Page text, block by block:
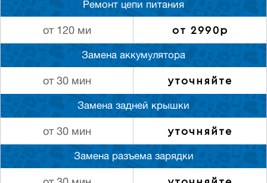
Ремонт цепи питания
от 120 ми от 2990р
Замена аккумулятора
от 30 мин уточняйте
Замена задней крышки
от 30 мин уточняйте
Замена разъема зарядки